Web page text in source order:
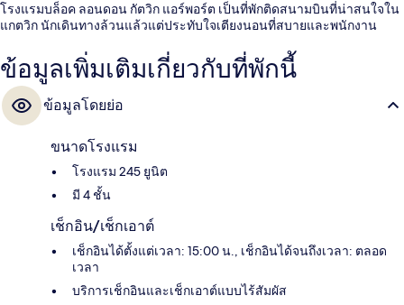
โรงแรมบล็อค ลอนดอน กัตวิก แอร์พอร์ต เป็นที่พักติดสนามบินที่น่าสนใจใน
แกตวิก นักเดินทางล้วนแล้วแต่ประทับใจเตียงนอนที่สบายและพนักงาน
ข้อมูลเพิ่มเติมเกี่ยวกับที่พักนี้
ข้อมูลโดยย่อ
ขนาดโรงแรม
โรงแรม 245 ยูนิต
มี 4 ชั้น
เช็กอิน/เช็กเอาต์
เช็กอินได้ตั้งแต่เวลา: 15:00 น., เช็กอินได้จนถึงเวลา: ตลอด
เวลา
บริการเช็กอินและเช็กเอาต์แบบไร้สัมผัส